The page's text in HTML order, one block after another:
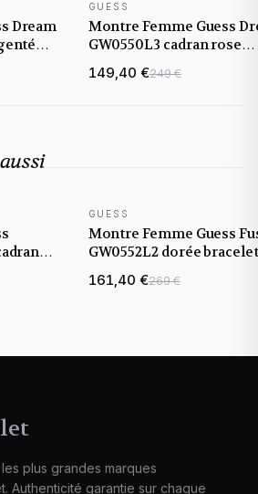
Dream
NOUVEAUTÉ
GUESS
Montre Femme Guess
GW0550L3 cadran rose
bracelet maille milanaise
149,40 €249 €
aussi
NOUVEAUTÉ
GUESS
Montre Femme Guess
GW0552L2 dorée bracelet
161,40 €269 €
plus grandes marques
Authenticité garantie sur chaque